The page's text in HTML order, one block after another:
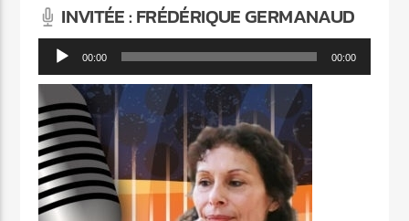
INVITÉE : FRÉDÉRIQUE GERMANAUD
Lecteur 00:00 00:00